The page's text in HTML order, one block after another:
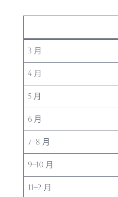
3 月
4 月
5 月
6 月
7–8 月
9–10 月
11–2 月